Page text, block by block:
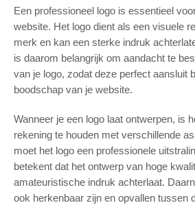
Een professioneel logo is essentieel
website. Het logo dient als een visuele
merk en kan een sterke indruk
is daarom belangrijk om aandacht te
van je logo, zodat deze perfect aansluit
boodschap van je website.
Wanneer je een logo laat ontwerpen, is
rekening te houden met verschillende
moet het logo een professionele
betekent dat het ontwerp van hoge
amateuristische indruk achterlaat.
ook herkenbaar zijn en opvallen tussen